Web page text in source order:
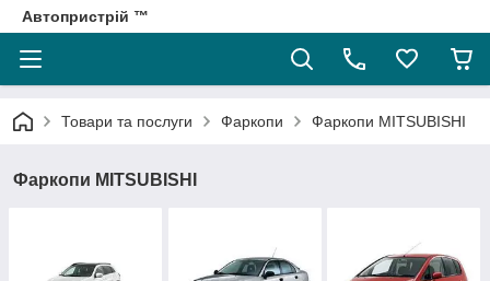
Автопристрій ™
Товари та послуги Фаркопи Фаркопи MITSUBISHI
Фаркопи MITSUBISHI